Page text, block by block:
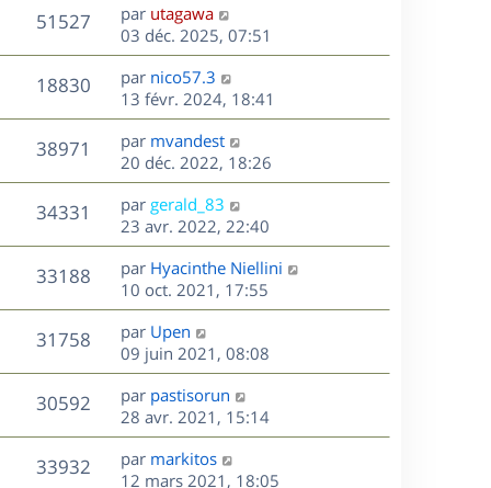
51527V
u
D
e
r
n
i
e
r
m
e
s
s
a
g
e
par utagawa
03 déc. 2025, 07:51
18830V
u
D
e
r
n
i
e
r
m
e
s
s
a
g
e
par nico57.3
13 févr. 2024, 18:41
38971
u
s
D
e
r
n
i
e
r
m
e
s
s
a
g
e
par mvandest
20 déc. 2022, 18:26
34331
u
e
s
D
e
r
n
i
e
r
m
e
s
s
a
g
par gerald_83
23 avr. 2022, 22:40
33188V
u
e
s
D
e
r
n
i
e
r
m
e
s
par Hyacinthe Niellini
10 oct. 2021, 17:55
31758V
u
e
s
D
e
r
n
i
e
r
m
par Upen
09 juin 2021, 08:08
30592V
u
e
D
e
r
n
i
par pastisorun
28 avr. 2021, 15:14
33932V
D
e
par markitos
12 mars 2021, 18:05